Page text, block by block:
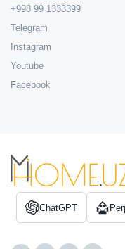
+998 99 1333399
Telegram
Instagram
Youtube
Facebook
ChatGPT